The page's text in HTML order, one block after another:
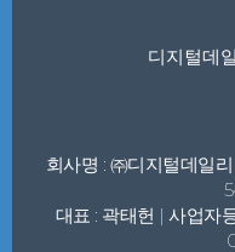
디지털데
회사명 : ㈜디지털데일
대표 : 곽태헌 | 사업자